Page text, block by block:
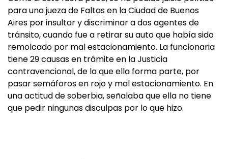
para una jueza de Faltas en la Ciudad de Buenos
Aires por insultar y discriminar a dos agentes de
tránsito, cuando fue a retirar su auto que había sido
remolcado por mal estacionamiento. La funcionaria
tiene 29 causas en trámite en la Justicia
contravencional, de la que ella forma parte, por
pasar semáforos en rojo y mal estacionamiento. En
una actitud de soberbia, señalaba que ella no tiene
que pedir ningunas disculpas por lo que hizo.